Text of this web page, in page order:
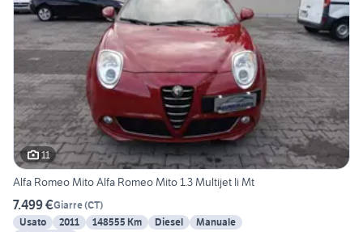
11
Alfa Romeo Mito Alfa Romeo Mito 1.3 Multijet Ii Mt
7.499 €Giarre(CT)
Usato
2011 148555 Km Diesel
Manuale